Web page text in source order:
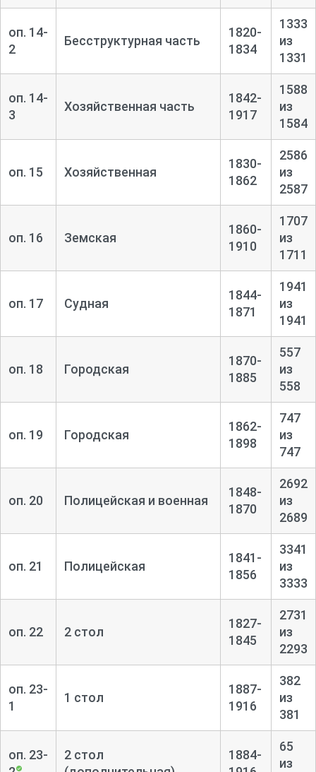
оп. 14-
2
Бесструктурная часть
1820-
1834
1333
из
1331
оп. 14-
3
Хозяйственная часть
1842-
1917
1588
из
1584
оп. 15 Хозяйственная
1830-
1862
2586
из
2587
оп. 16 Земская
1860-
1910
1707
из
1711
оп. 17 Судная
1844-
1871
1941
из
1941
оп. 18 Городская
1870-
1885
557
из
558
оп. 19 Городская
1862-
1898
747
из
747
оп. 20 Полицейская и военная
1848-
1870
2692
из
2689
оп. 21 Полицейская
1841-
1856
3341
из
3333
оп. 22 2 стол
1827-
1845
2731
из
2293
оп. 23-
1
1 стол
1887-
1916
382
из
381
оп. 23-
2 стол
1884-
65
из